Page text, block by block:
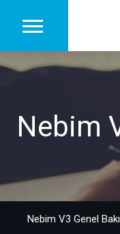
Nebim
Nebim V3 Genel